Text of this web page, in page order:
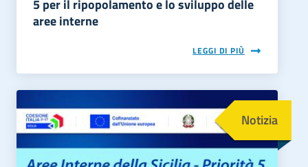
5 per il ripopolamento e lo sviluppo delle
aree interne
LEGGI DI PIÙ
Notizia